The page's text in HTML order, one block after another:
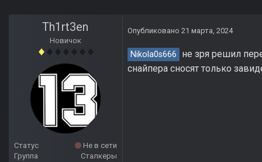
Th1rt3en
Новичок
Статус
Не в сети
Группа
Сталкеры
Опубликовано 21 марта, 2024
Nikola0s666
не зря решил
снайпера сносят только